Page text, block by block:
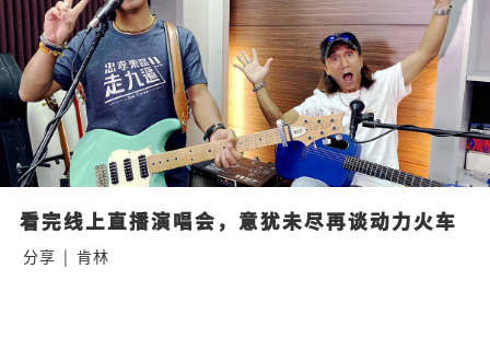
看完线上直播演唱会，意犹未尽再谈动力火车
分享 | 肯林